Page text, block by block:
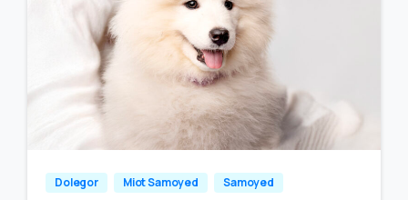
Dolegor Miot Samoyed Samoyed